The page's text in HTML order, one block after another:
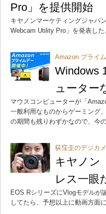
Pro」を提供開始
キヤノンマーケティングジャパ
Webcam Utility Pro」を発表した
Amazon プライ
Windows
ューター
マウスコンピューターが「
一般利用なものからゲーミング
の期間も残りわずかなので、今
荻窪圭のデジカ
キヤノン
レス一眼
EOS RシリーズにVlogモデルが
してたら、予想以上に動画方面